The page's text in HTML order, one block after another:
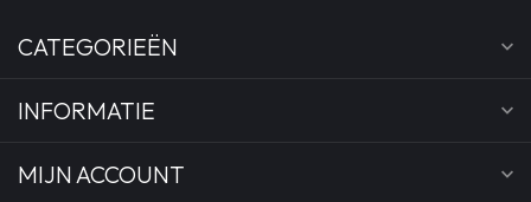
CATEGORIEËN
INFORMATIE
MIJN ACCOUNT